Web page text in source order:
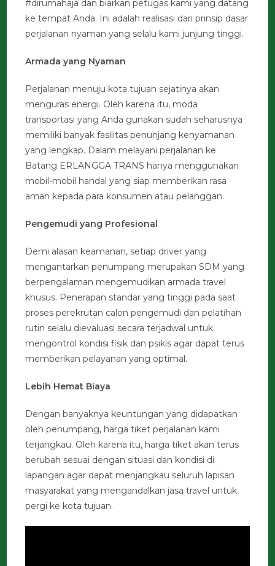
#dirumahaja dan biarkan petugas kami yang datang
ke tempat Anda. Ini adalah realisasi dari prinsip dasar
perjalanan nyaman yang selalu kami junjung tinggi.
Armada yang Nyaman
Perjalanan menuju kota tujuan sejatinya akan
menguras energi. Oleh karena itu, moda
transportasi yang Anda gunakan sudah seharusnya
memiliki banyak fasilitas penunjang kenyamanan
yang lengkap. Dalam melayani perjalanan ke
Batang ERLANGGA TRANS hanya menggunakan
mobil-mobil handal yang siap memberikan rasa
aman kepada para konsumen atau pelanggan.
Pengemudi yang Profesional
Demi alasan keamanan, setiap driver yang
mengantarkan penumpang merupakan SDM yang
berpengalaman mengemudikan armada travel
khusus. Penerapan standar yang tinggi pada saat
proses perekrutan calon pengemudi dan pelatihan
rutin selalu dievaluasi secara terjadwal untuk
mengontrol kondisi fisik dan psikis agar dapat terus
memberikan pelayanan yang optimal.
Lebih Hemat Biaya
Dengan banyaknya keuntungan yang didapatkan
oleh penumpang, harga tiket perjalanan kami
terjangkau. Oleh karena itu, harga tiket akan terus
berubah sesuai dengan situasi dan kondisi di
lapangan agar dapat menjangkau seluruh lapisan
masyarakat yang mengandalkan jasa travel untuk
pergi ke kota tujuan.